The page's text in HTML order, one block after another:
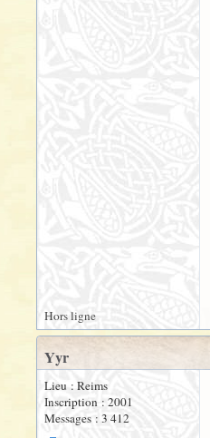
Hors ligne
Yyr
Lieu : Reims
Inscription : 2001
Messages : 3 412